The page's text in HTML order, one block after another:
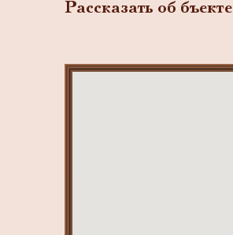
Рассказать об бъекте